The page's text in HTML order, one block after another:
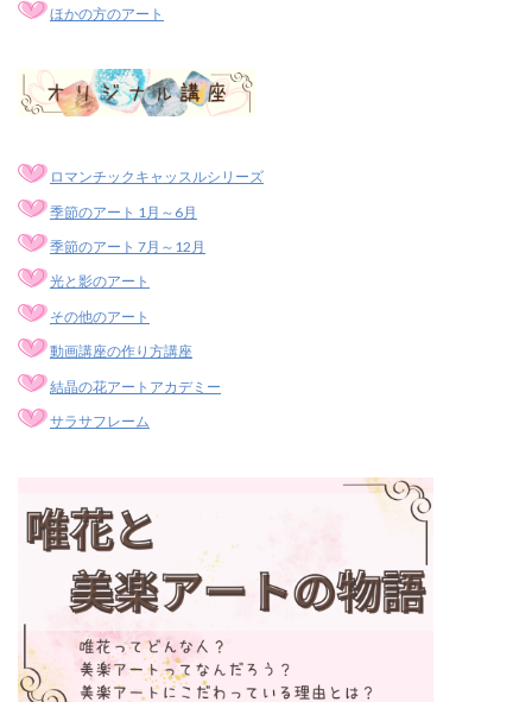
ほかの方のアート
ロマンチックキャッスルシリーズ
季節のアート 1月～6月
季節のアート 7月～12月
光と影のアート
その他のアート
動画講座の作り方講座
結晶の花アートアカデミー
サラサフレーム